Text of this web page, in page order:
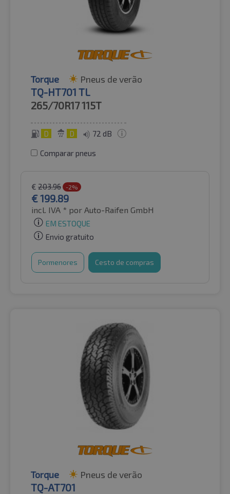
Torque Pneus de verão
TQ-HT701 TL
265/70R17115T
D D 72 dB
Comparar pneus
€ 203.96 -2%
€199.89
incl. IVA * por Auto-Raifen GmbH
EM ESTOQUE
Envio gratuito
Pormenores Cesto de compras
Torque Pneus de verão
TQ-AT701